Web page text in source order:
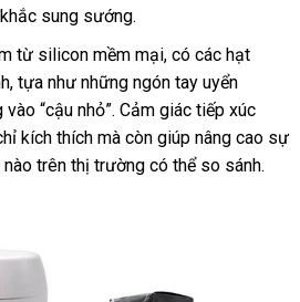
sung sướng.
từ silicon mềm mại, có các hạt
tựa như những ngón tay uyển
vào “cậu nhỏ”. Cảm giác tiếp xúc
kích thích mà còn giúp nâng cao sự
trên thị trường có thể so sánh.